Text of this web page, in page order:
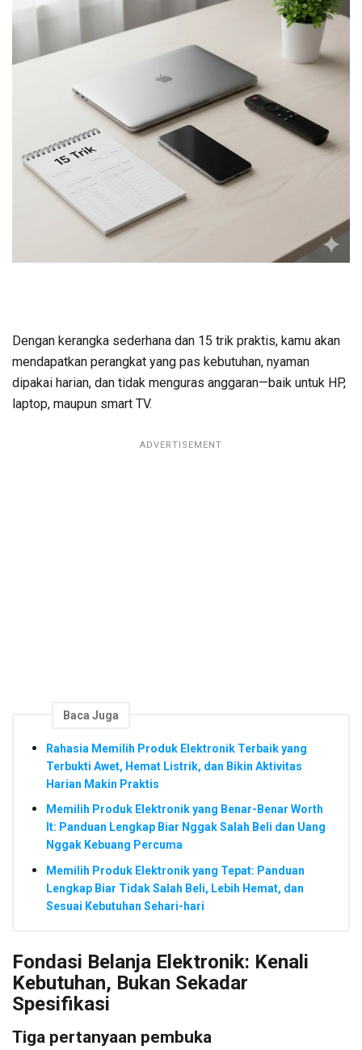
Dengan kerangka sederhana dan 15 trik praktis, kamu akan
mendapatkan perangkat yang pas kebutuhan, nyaman
dipakai harian, dan tidak menguras anggaran—baik untuk HP,
laptop, maupun smart TV.
ADVERTISEMENT
Baca Juga
Rahasia Memilih Produk Elektronik Terbaik yang
Terbukti Awet, Hemat Listrik, dan Bikin Aktivitas
Harian Makin Praktis
Memilih Produk Elektronik yang Benar-Benar Worth
It: Panduan Lengkap Biar Nggak Salah Beli dan Uang
Nggak Kebuang Percuma
Memilih Produk Elektronik yang Tepat: Panduan
Lengkap Biar Tidak Salah Beli, Lebih Hemat, dan
Sesuai Kebutuhan Sehari-hari
Fondasi Belanja Elektronik: Kenali
Kebutuhan, Bukan Sekadar
Spesifikasi
Tiga pertanyaan pembuka